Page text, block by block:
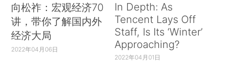
向松祚：宏观经济70
讲，带你了解国内外
经济大局
2022年04月06日
In Depth: As
Tencent Lays Off
Staff, Is Its ‘Winter’
Approaching?
2022年04月01日